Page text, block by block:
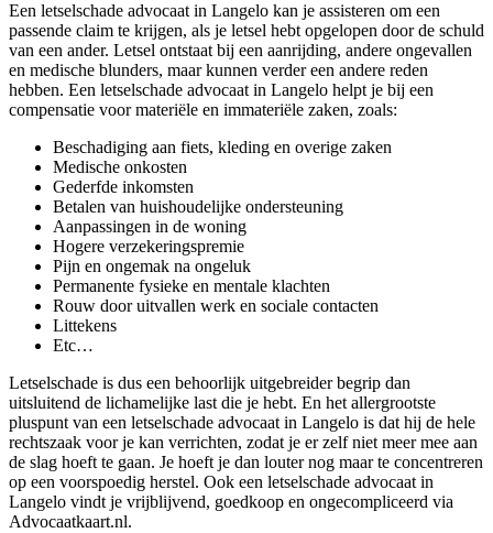
Een letselschade advocaat in Langelo kan je assisteren om een
passende claim te krijgen, als je letsel hebt opgelopen door de schuld
van een ander. Letsel ontstaat bij een aanrijding, andere ongevallen
en medische blunders, maar kunnen verder een andere reden
hebben. Een letselschade advocaat in Langelo helpt je bij een
compensatie voor materiële en immateriële zaken, zoals:
Beschadiging aan fiets, kleding en overige zaken
Medische onkosten
Gederfde inkomsten
Betalen van huishoudelijke ondersteuning
Aanpassingen in de woning
Hogere verzekeringspremie
Pijn en ongemak na ongeluk
Permanente fysieke en mentale klachten
Rouw door uitvallen werk en sociale contacten
Littekens
Etc…
Letselschade is dus een behoorlijk uitgebreider begrip dan
uitsluitend de lichamelijke last die je hebt. En het allergrootste
pluspunt van een letselschade advocaat in Langelo is dat hij de hele
rechtszaak voor je kan verrichten, zodat je er zelf niet meer mee aan
de slag hoeft te gaan. Je hoeft je dan louter nog maar te concentreren
op een voorspoedig herstel. Ook een letselschade advocaat in
Langelo vindt je vrijblijvend, goedkoop en ongecompliceerd via
Advocaatkaart.nl.